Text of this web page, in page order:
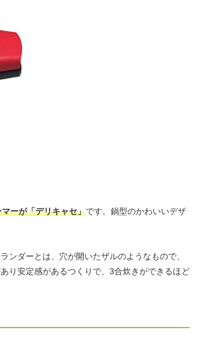
ーが「デリキャセ」です。鍋型のかわいいデザ
ンダーとは、穴が開いたザルのようなもので、
り安定感があるつくりで、3合炊きができるほど